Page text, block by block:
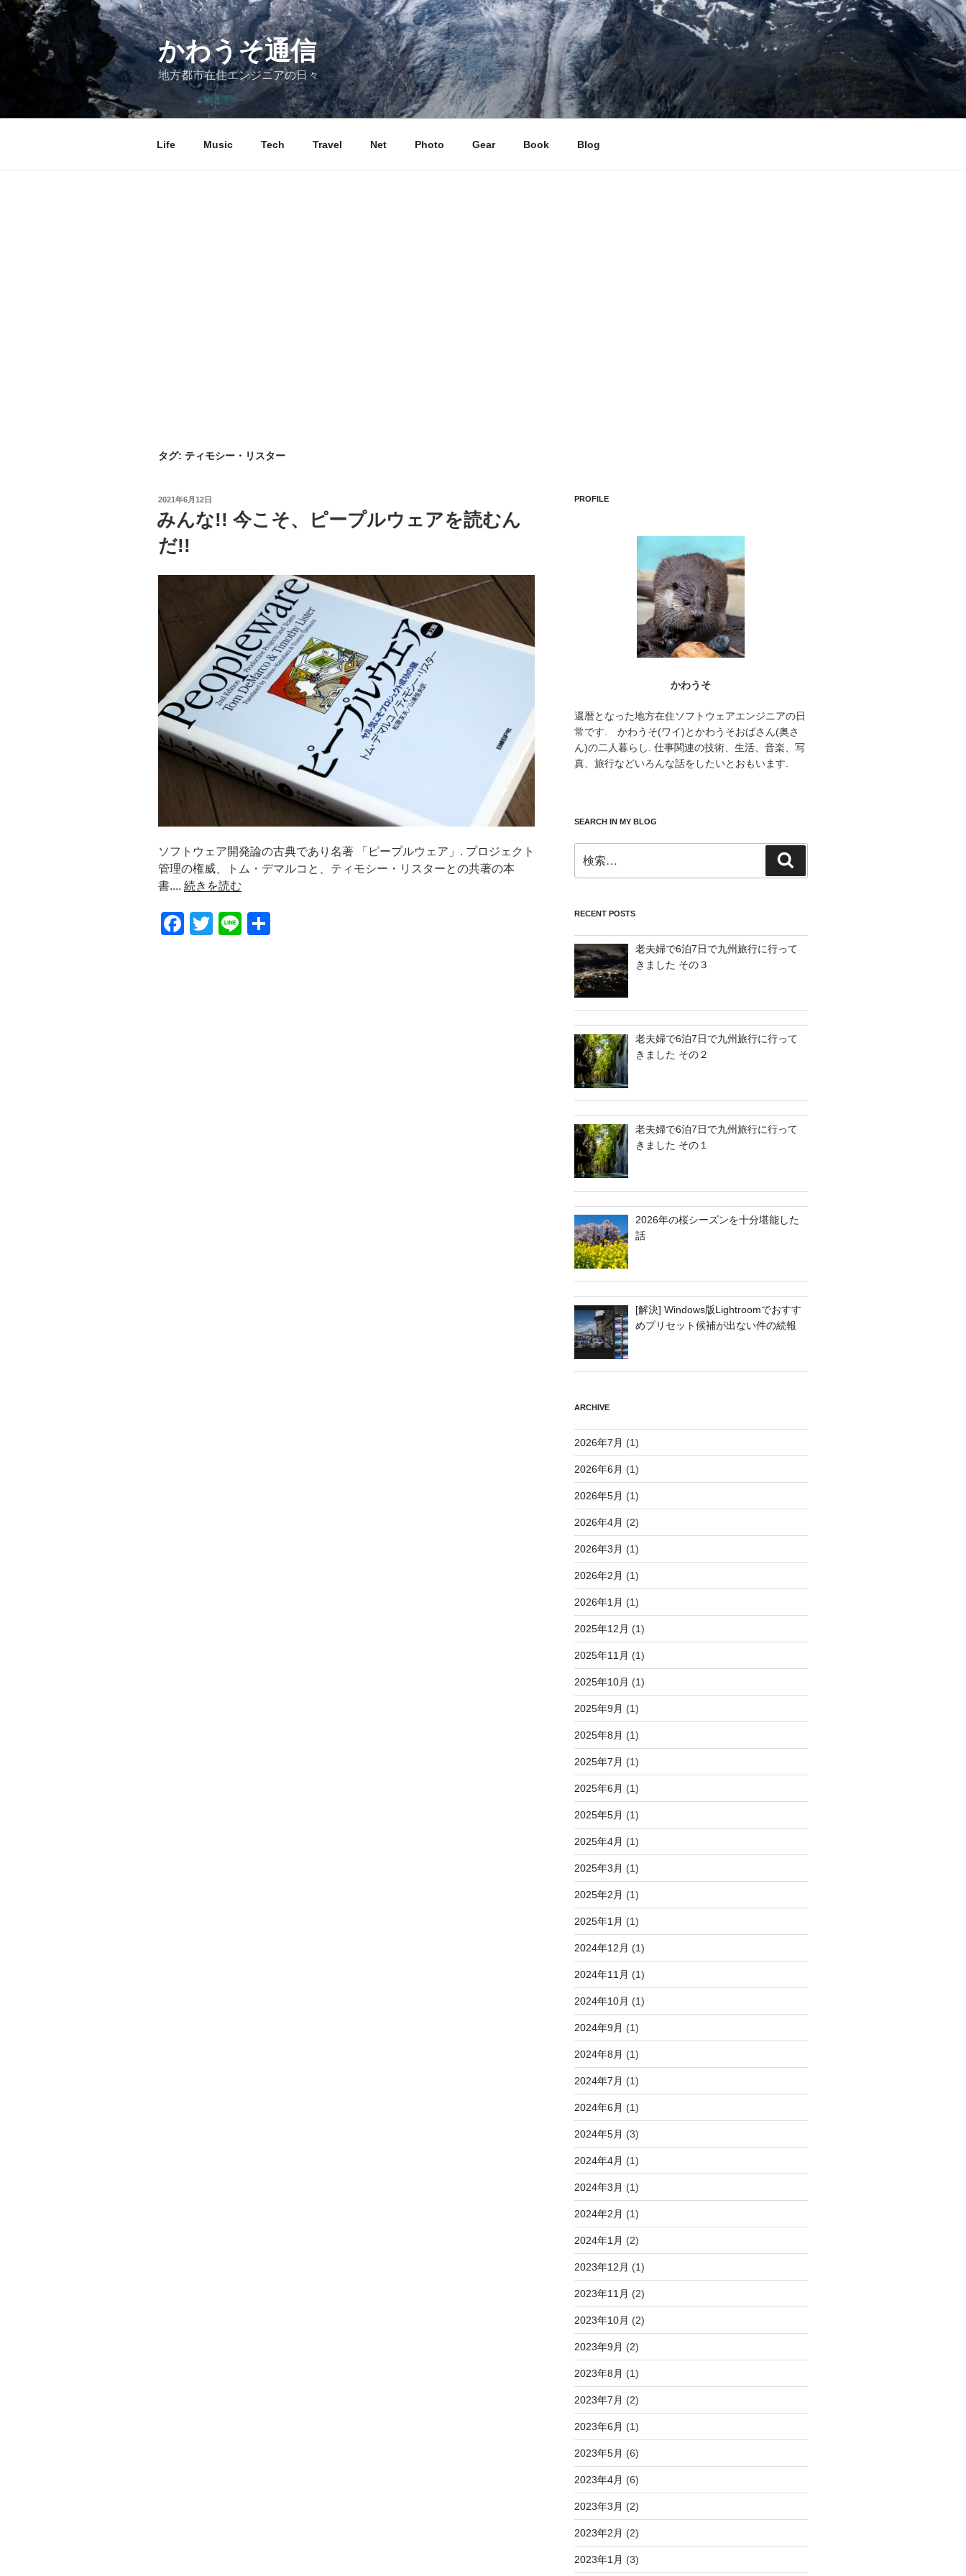
コ
かわうそ通信
地方都市在住エンジニアの日々
Life Music Tech Travel Net Photo Gear Book Blog
タグ: ティモシー・リスター
投
日:
2021年6月12日
みんな!! 今こそ、ピープルウェアを読むん
だ!!
ソフトウェア開発論の古典であり名著 「ピープルウェア」. プロジェクト
管理の権威、トム・デマルコと、ティモシー・リスターとの共著の本
書.... 続きを読む
F
T
Li
PROFILE
かわうそ
還暦となった地方在住ソフトウェアエンジニアの日
常です. かわうそ(ワイ)とかわうそおばさん(奥さ
ん)の二人暮らし. 仕事関連の技術、生活、音楽、写
真、旅行などいろんな話をしたいとおもいます.
SEARCH IN MY BLOG
索:
索
RECENT POSTS
老夫婦で6泊7日で九州旅行に行って
きました その３
老夫婦で6泊7日で九州旅行に行って
きました その２
老夫婦で6泊7日で九州旅行に行って
きました その１
2026年の桜シーズンを十分堪能した
話
[解決] Windows版Lightroomでおすす
めプリセット候補が出ない件の続報
ARCHIVE
2026年7月 (1)
2026年6月 (1)
2026年5月 (1)
2026年4月 (2)
2026年3月 (1)
2026年2月 (1)
2026年1月 (1)
2025年12月 (1)
2025年11月 (1)
2025年10月 (1)
2025年9月 (1)
2025年8月 (1)
2025年7月 (1)
2025年6月 (1)
2025年5月 (1)
2025年4月 (1)
2025年3月 (1)
2025年2月 (1)
2025年1月 (1)
2024年12月 (1)
2024年11月 (1)
2024年10月 (1)
2024年9月 (1)
2024年8月 (1)
2024年7月 (1)
2024年6月 (1)
2024年5月 (3)
2024年4月 (1)
2024年3月 (1)
2024年2月 (1)
2024年1月 (2)
2023年12月 (1)
2023年11月 (2)
2023年10月 (2)
2023年9月 (2)
2023年8月 (1)
2023年7月 (2)
2023年6月 (1)
2023年5月 (6)
2023年4月 (6)
2023年3月 (2)
2023年2月 (2)
2023年1月 (3)